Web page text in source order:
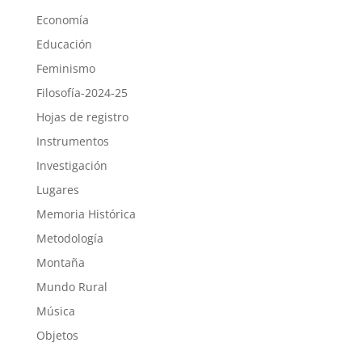
Economía
Educación
Feminismo
Filosofía-2024-25
Hojas de registro
Instrumentos
Investigación
Lugares
Memoria Histórica
Metodología
Montaña
Mundo Rural
Música
Objetos